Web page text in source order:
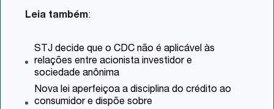
Leia também:
STJ decide que o CDC não é aplicável às
relações entre acionista investidor e
sociedade anônima
Nova lei aperfeiçoa a disciplina do crédito ao
consumidor e dispõe sobre